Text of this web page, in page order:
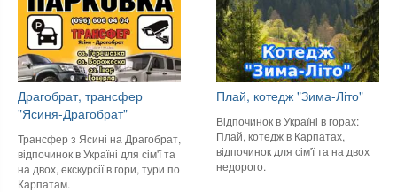
Драгобрат, трансфер
"Ясиня-Драгобрат"
Трансфер з Ясині на Драгобрат,
відпочинок в Україні для сім'ї та
на двох, екскурсії в гори, тури по
Карпатам.
Плай, котедж "Зима-Літо"
Відпочинок в Україні в горах:
Плай, котедж в Карпатах,
відпочинок для сім'ї та на двох
недорого.